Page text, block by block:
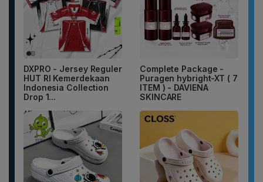
DXPRO - Jersey Reguler
HUT RI Kemerdekaan
Indonesia Collection
Drop 1...
Complete Package -
Puragen hybright-XT ( 7
ITEM ) - DAVIENA
SKINCARE